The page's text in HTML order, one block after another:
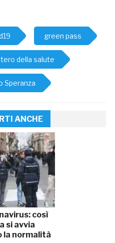
green pass
della salute
Speranza
ANCHE
così
si avvia
la normalità